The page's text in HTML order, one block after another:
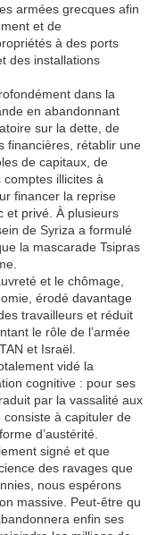
armées grecques afin
et de
à des ports
des installations
dans la
en abandonnant
sur la dette, de
financières, rétablir une
de capitaux, de
comptes illicites à
financer la reprise
et privé. À plusieurs
de Syriza a formulé
la mascarade Tsipras
et le chômage,
érodé davantage
travailleurs et réduit
le rôle de l’armée
et Israël.
vidé la
cognitive : pour ses
par la vassalité aux
consiste à capituler de
d’austérité.
signé et que
des ravages que
nous espérons
massive. Peut-être qu
enfin ses